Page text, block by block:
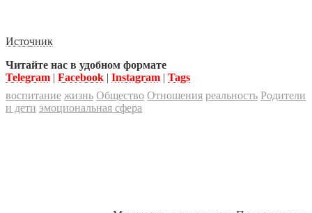
Источник
Читайте нас в удобном формате
Telegram | Facebook | Instagram | Tags
воспитание жизнь Общество Отношения реальность Родители
и дети эмоциональная сфера